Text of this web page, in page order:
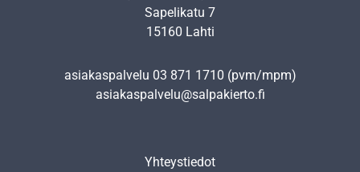
Sapelikatu 7
15160 Lahti
asiakaspalvelu 03 871 1710 (pvm/mpm)
asiakaspalvelu@salpakierto.fi
Yhteystiedot